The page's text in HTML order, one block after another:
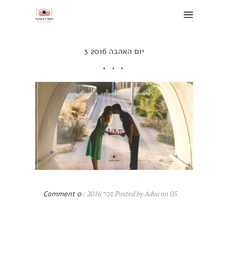
יום האהבה 2016 3
Posted by Adva on 05 פבר 2016 / 0 Comment